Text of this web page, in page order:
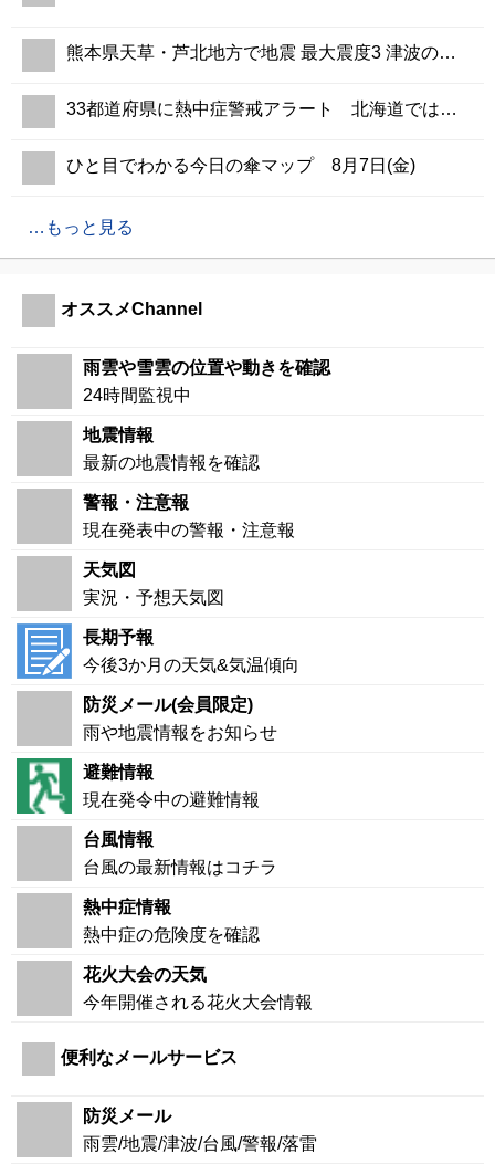
熊本県天草・芦北地方で地震 最大震度3 津波の心配なし
33都道府県に熱中症警戒アラート 北海道では今年初 危険な暑さに警戒
ひと目でわかる今日の傘マップ 8月7日(金)
もっと見る
オススメChannel
雨雲や雪雲の位置や動きを確認
24時間監視中
地震情報
最新の地震情報を確認
警報・注意報
現在発表中の警報・注意報
天気図
実況・予想天気図
長期予報
今後3か月の天気&気温傾向
防災メール(会員限定)
雨や地震情報をお知らせ
避難情報
現在発令中の避難情報
台風情報
台風の最新情報はコチラ
熱中症情報
熱中症の危険度を確認
花火大会の天気
今年開催される花火大会情報
便利なメールサービス
防災メール
雨雲/地震/津波/台風/警報/落雷